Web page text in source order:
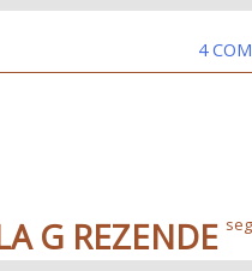
4
G REZENDE